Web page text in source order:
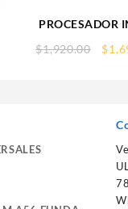
PROCESADOR
12100F S-1700
$1,920.00 $